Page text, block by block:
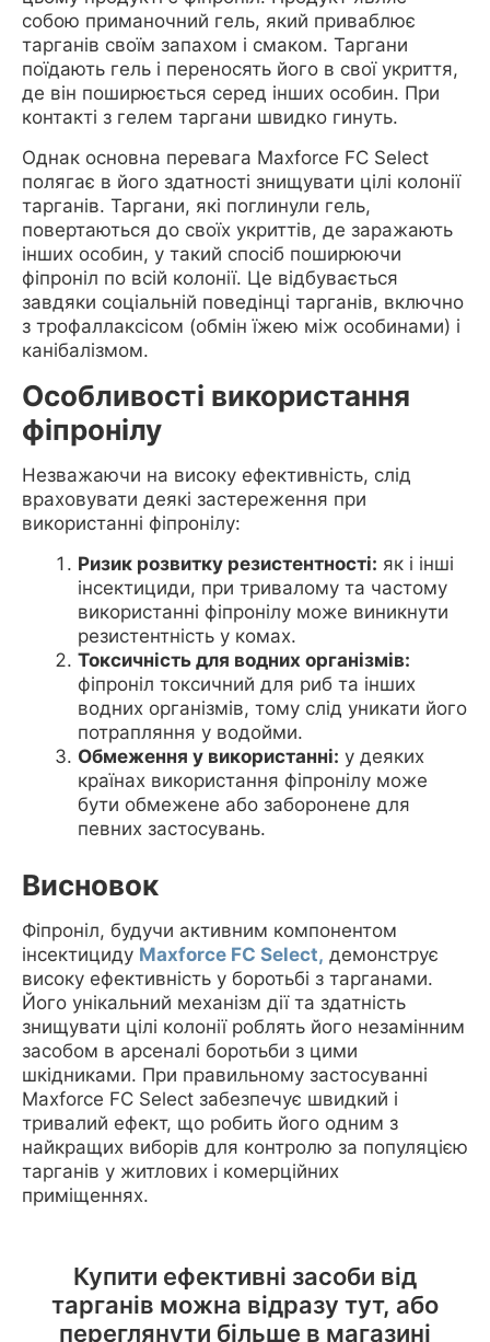
собою приманочний гель, який приваблює
тарганів своїм запахом і смаком. Таргани
поїдають гель і переносять його в свої укриття,
де він поширюється серед інших особин. При
контакті з гелем таргани швидко гинуть.
Однак основна перевага Maxforce FC Select
полягає в його здатності знищувати цілі колонії
тарганів. Таргани, які поглинули гель,
повертаються до своїх укриттів, де заражають
інших особин, у такий спосіб поширюючи
фіпроніл по всій колонії. Це відбувається
завдяки соціальній поведінці тарганів, включно
з трофаллаксісом (обмін їжею між особинами) і
канібалізмом.
Особливості використання
фіпронілу
Незважаючи на високу ефективність, слід
враховувати деякі застереження при
використанні фіпронілу:
Ризик розвитку резистентності: як і інші
інсектициди, при тривалому та частому
використанні фіпронілу може виникнути
резистентність у комах.
Токсичність для водних організмів:
фіпроніл токсичний для риб та інших
водних організмів, тому слід уникати його
потрапляння у водойми.
Обмеження у використанні: у деяких
країнах використання фіпронілу може
бути обмежене або заборонене для
певних застосувань.
Висновок
Фіпроніл, будучи активним компонентом
інсектициду Maxforce FC Select, демонструє
високу ефективність у боротьбі з тарганами.
Його унікальний механізм дії та здатність
знищувати цілі колонії роблять його незамінним
засобом в арсеналі боротьби з цими
шкідниками. При правильному застосуванні
Maxforce FC Select забезпечує швидкий і
тривалий ефект, що робить його одним з
найкращих виборів для контролю за популяцією
тарганів у житлових і комерційних
приміщеннях.
Купити ефективні засоби від
тарганів можна відразу тут, або
переглянути більше в магазині